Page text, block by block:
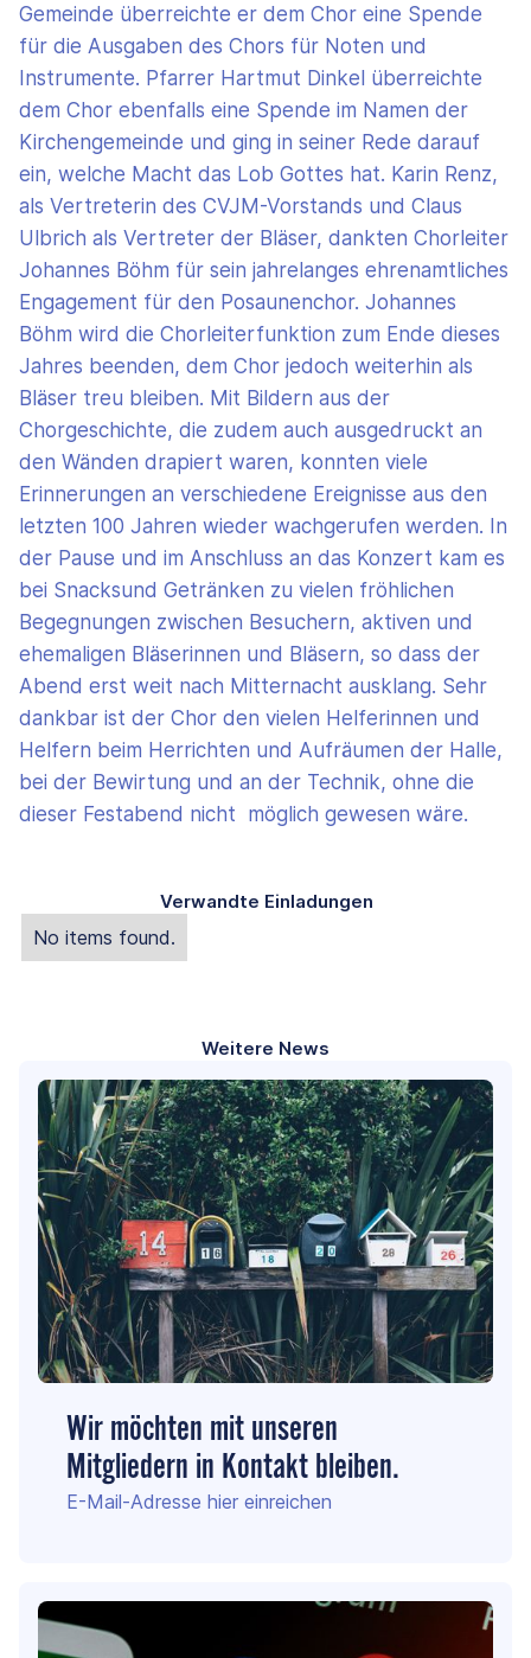
Gemeinde überreichte er dem Chor eine Spende
für die Ausgaben des Chors für Noten und
Instrumente. Pfarrer Hartmut Dinkel überreichte
dem Chor ebenfalls eine Spende im Namen der
Kirchengemeinde und ging in seiner Rede darauf
ein, welche Macht das Lob Gottes hat. Karin Renz,
als Vertreterin des CVJM-Vorstands und Claus
Ulbrich als Vertreter der Bläser, dankten Chorleiter
Johannes Böhm für sein jahrelanges ehrenamtliches
Engagement für den Posaunenchor. Johannes
Böhm wird die Chorleiterfunktion zum Ende dieses
Jahres beenden, dem Chor jedoch weiterhin als
Bläser treu bleiben. Mit Bildern aus der
Chorgeschichte, die zudem auch ausgedruckt an
den Wänden drapiert waren, konnten viele
Erinnerungen an verschiedene Ereignisse aus den
letzten 100 Jahren wieder wachgerufen werden. In
der Pause und im Anschluss an das Konzert kam es
bei Snacksund Getränken zu vielen fröhlichen
Begegnungen zwischen Besuchern, aktiven und
ehemaligen Bläserinnen und Bläsern, so dass der
Abend erst weit nach Mitternacht ausklang. Sehr
dankbar ist der Chor den vielen Helferinnen und
Helfern beim Herrichten und Aufräumen der Halle,
bei der Bewirtung und an der Technik, ohne die
dieser Festabend nicht möglich gewesen wäre.
Verwandte Einladungen
No items found.
Weitere News
Wir möchten mit unseren
Mitgliedern in Kontakt bleiben.
E-Mail-Adresse hier einreichen